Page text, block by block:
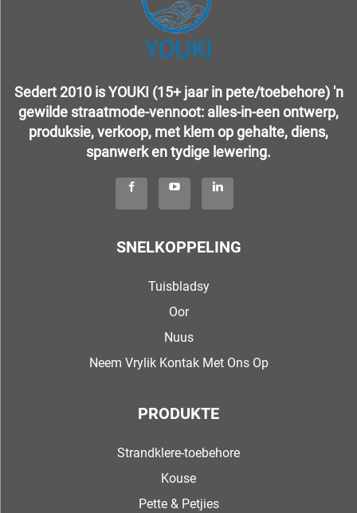
Sedert 2010 is YOUKI (15+ jaar in pete/toebehore) 'n
gewilde straatmode-vennoot: alles-in-een ontwerp,
produksie, verkoop, met klem op gehalte, diens,
spanwerk en tydige lewering.
SNELKOPPELING
Tuisbladsy
Oor
Nuus
Neem Vrylik Kontak Met Ons Op
PRODUKTE
Strandklere-toebehore
Kouse
Pette & Petjies